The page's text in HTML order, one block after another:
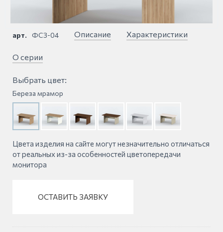
арт. ФСЗ-04 Описание Характеристики
О серии
Выбрать цвет:
Береза мрамор
Цвета изделия на сайте могут незначительно отличаться
от реальных из-за особенностей цветопередачи
монитора
ОСТАВИТЬ ЗАЯВКУ